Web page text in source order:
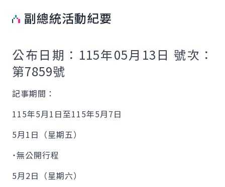
副總統活動紀要
公布日期：115年05月13日 號次：
第7859號
記事期間：
115年5月1日至115年5月7日
5月1日（星期五）
˙無公開行程
5月2日（星期六）